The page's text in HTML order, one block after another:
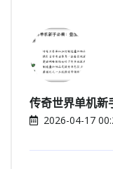
传奇世界单机新
2026-04-17